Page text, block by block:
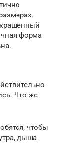
форма
Что же
чтобы
дыша